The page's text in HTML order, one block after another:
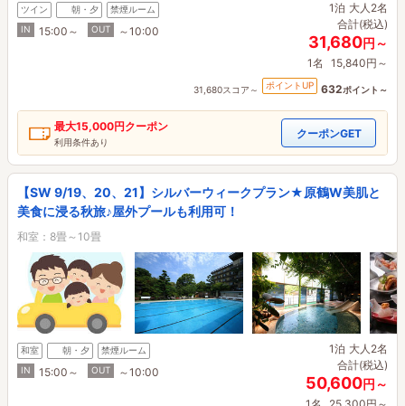
ツイン 朝・夕
禁煙ルーム
IN
15:00～ OUT ～10:00
1泊 大人2名
合計(税込)
31,680円～
1名 15,840円～
31,680スコア～ ポイントUP 632ポイント～
最大15,000円クーポン
利用条件あり
クーポンGET
【SW 9/19、20、21】シルバーウィークプラン★原鶴W美肌と
美食に浸る秋旅♪屋外プールも利用可！
和室：8畳～10畳
和室 朝・夕
禁煙ルーム
IN
15:00～ OUT ～10:00
1泊 大人2名
合計(税込)
50,600円～